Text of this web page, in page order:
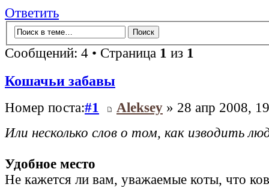
Ответить
Сообщений: 4 • Страница 1 из 1
Кошачьи забавы
Номер поста:#1 Aleksey » 28 апр 2008,
Или несколько слов о том, как изводить
Удобное место
Не кажется ли вам, уважаемые коты, что